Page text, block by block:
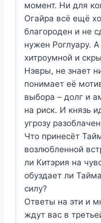
момент. Ни для
Огайра всё ещё
благороден и не
нужен Роглуару.
хитроумной и
Нэвры, не знает
понимает её
выбора – долг и
на риск. И князь
угрозу
Что принесёт
возлюбленной
ли Китэрия на
обуздает ли
силу?
Ответы на эти и
ждут вас в